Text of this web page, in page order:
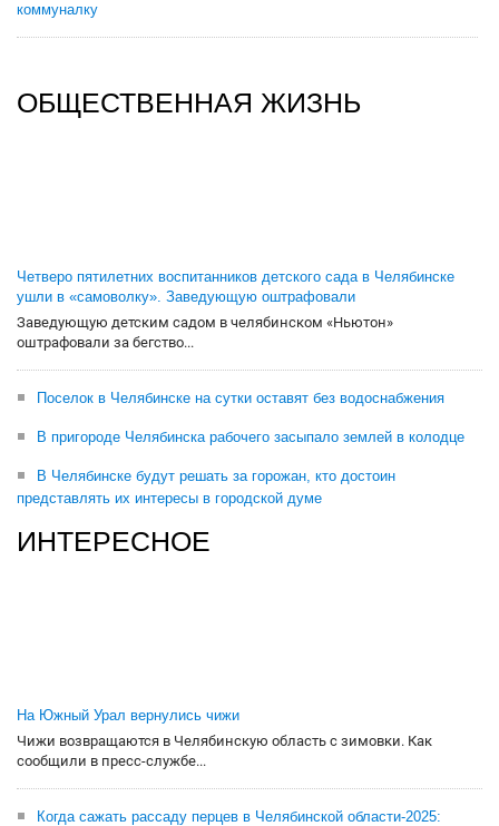
коммуналку
ОБЩЕСТВЕННАЯ ЖИЗНЬ
Четверо пятилетних воспитанников детского сада в Челябинске
ушли в «самоволку». Заведующую оштрафовали
Заведующую детским садом в челябинском «Ньютон»
оштрафовали за бегство...
Поселок в Челябинске на сутки оставят без водоснабжения
В пригороде Челябинска рабочего засыпало землей в колодце
В Челябинске будут решать за горожан, кто достоин
представлять их интересы в городской думе
ИНТЕРЕСНОЕ
На Южный Урал вернулись чижи
Чижи возвращаются в Челябинскую область с зимовки. Как
сообщили в пресс-службе...
Когда сажать рассаду перцев в Челябинской области-2025: